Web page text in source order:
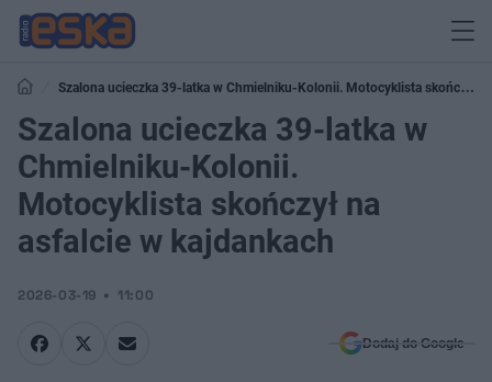
Szalona ucieczka 39-latka w Chmielniku-Kolonii. Motocyklista skończył
na asfalcie w kajdankach
Szalona ucieczka 39-latka w
Chmielniku-Kolonii.
Motocyklista skończył na
asfalcie w kajdankach
2026-03-19 11:00
Dodaj do Google